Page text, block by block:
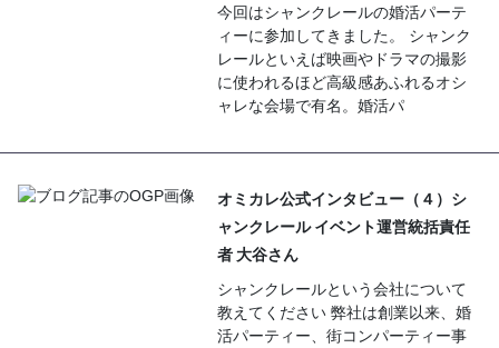
今回はシャンクレールの婚活パーテ
ィーに参加してきました。 シャンク
レールといえば映画やドラマの撮影
に使われるほど高級感あふれるオシ
ャレな会場で有名。婚活パ
オミカレ公式インタビュー（４）シ
ャンクレール イベント運営統括責任
者 大谷さん
シャンクレールという会社について
教えてください 弊社は創業以来、婚
活パーティー、街コンパーティー事